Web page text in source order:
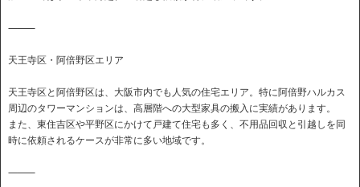
⸻
天王寺区・阿倍野区エリア
天王寺区と阿倍野区は、大阪市内でも人気の住宅エリア。特に阿倍野ハルカス
周辺のタワーマンションは、高層階への大型家具の搬入に実績があります。
また、東住吉区や平野区にかけて戸建て住宅も多く、不用品回収と引越しを同
時に依頼されるケースが非常に多い地域です。
⸻